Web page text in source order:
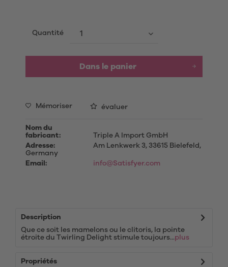
Quantité
Dans le panier
Mémoriser évaluer
Nom du
fabricant:
Triple A Import GmbH
Adresse:
Am Lenkwerk 3, 33615 Bielefeld,
Germany
Email:
info@Satisfyer.com
Description
Que ce soit les mamelons ou le clitoris, la pointe
étroite du Twirling Delight stimule toujours...plus
Propriétés